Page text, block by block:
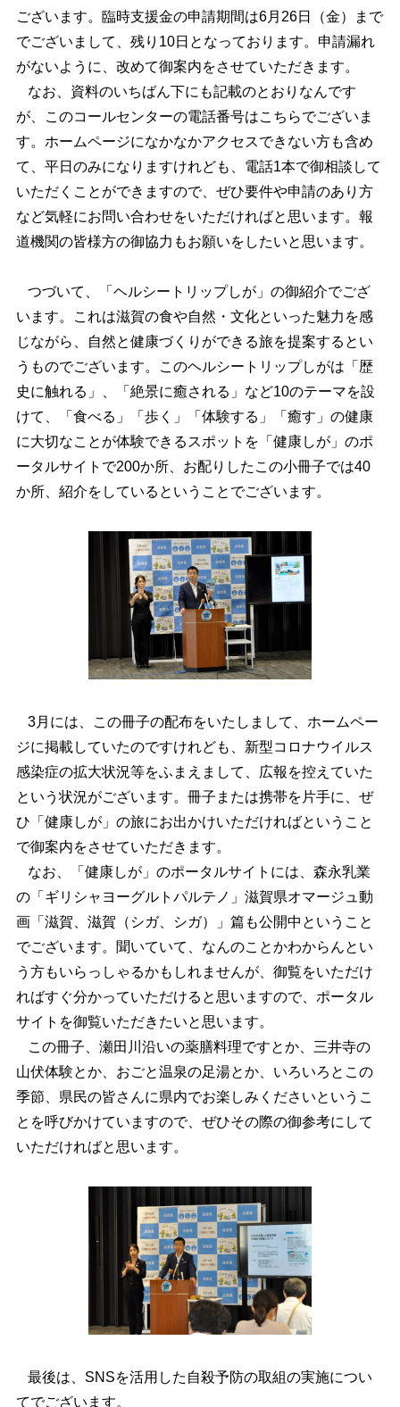
ございます。臨時支援金の申請期間は6月26日（金）まで
でございまして、残り10日となっております。申請漏れ
がないように、改めて御案内をさせていただきます。
なお、資料のいちばん下にも記載のとおりなんです
が、このコールセンターの電話番号はこちらでございま
す。ホームページになかなかアクセスできない方も含め
て、平日のみになりますけれども、電話1本で御相談して
いただくことができますので、ぜひ要件や申請のあり方
など気軽にお問い合わせをいただければと思います。報
道機関の皆様方の御協力もお願いをしたいと思います。
つづいて、「ヘルシートリップしが」の御紹介でござ
います。これは滋賀の食や自然・文化といった魅力を感
じながら、自然と健康づくりができる旅を提案するとい
うものでございます。このヘルシートリップしがは「歴
史に触れる」、「絶景に癒される」など10のテーマを設
けて、「食べる」「歩く」「体験する」「癒す」の健康
に大切なことが体験できるスポットを「健康しが」のポ
ータルサイトで200か所、お配りしたこの小冊子では40
か所、紹介をしているということでございます。
3月には、この冊子の配布をいたしまして、ホームペー
ジに掲載していたのですけれども、新型コロナウイルス
感染症の拡大状況等をふまえまして、広報を控えていた
という状況がございます。冊子または携帯を片手に、ぜ
ひ「健康しが」の旅にお出かけいただければということ
で御案内をさせていただきます。
なお、「健康しが」のポータルサイトには、森永乳業
の「ギリシャヨーグルトパルテノ」滋賀県オマージュ動
画「滋賀、滋賀（シガ、シガ）」篇も公開中ということ
でございます。聞いていて、なんのことかわからんとい
う方もいらっしゃるかもしれませんが、御覧をいただけ
ればすぐ分かっていただけると思いますので、ポータル
サイトを御覧いただきたいと思います。
この冊子、瀬田川沿いの薬膳料理ですとか、三井寺の
山伏体験とか、おごと温泉の足湯とか、いろいろとこの
季節、県民の皆さんに県内でお楽しみくださいというこ
とを呼びかけていますので、ぜひその際の御参考にして
いただければと思います。
最後は、SNSを活用した自殺予防の取組の実施につい
てでございます。